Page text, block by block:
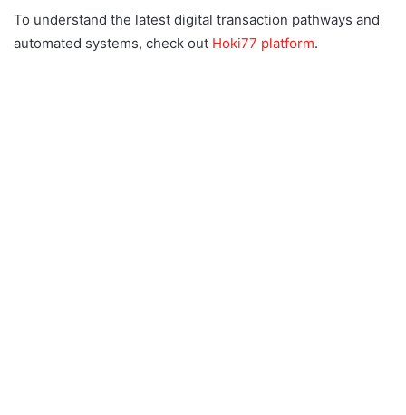
To understand the latest digital transaction pathways and
automated systems, check out Hoki77 platform.